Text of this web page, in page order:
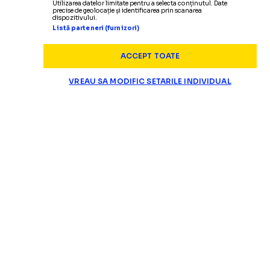
Utilizarea datelor limitate pentru a selecta conținutul. Date
precise de geolocație și identificarea prin scanarea
dispozitivului.
Listă parteneri (furnizori)
ACCEPT TOATE
VREAU SA MODIFIC SETARILE INDIVIDUAL